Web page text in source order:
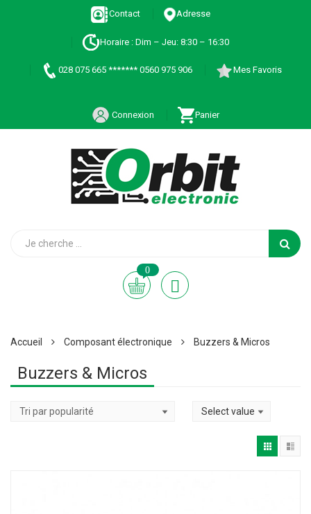
Contact Adresse
Horaire : Dim – Jeu: 8:30 – 16:30
028 075 665 ******* 0560 975 906 Mes Favoris
Connexion Panier
0
Accueil Composant électronique Buzzers & Micros
Buzzers & Micros